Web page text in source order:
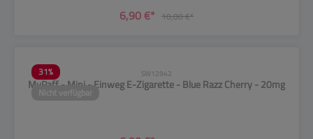
6,90 €* 10,00 €*
31%
Nicht verfügbar
SW12942
MyPaff - Mini - Einweg E-Zigarette - Blue Razz Cherry - 20mg